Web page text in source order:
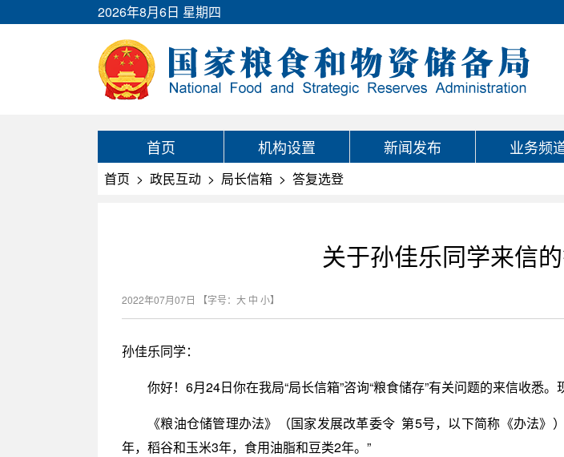
2026年8月6日 星期四
首页 机构设置 新闻发布 业务频
首页 > 政民互动 > 局长信箱 > 答复选登
关于孙佳乐同学来信
2022年07月07日 【字号： 大 中 小】
孙佳乐同学：
你好！6月24日你在我局“局长信箱”咨询“粮食储存”有关问题的来信收悉。
《粮油仓储管理办法》（国家发展改革委令 第5号，以下简称《办法
年，稻谷和玉米3年，食用油脂和豆类2年。”